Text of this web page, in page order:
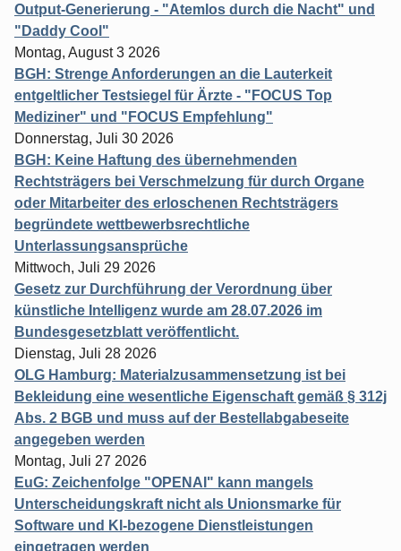
Output-Generierung - "Atemlos durch die Nacht" und
"Daddy Cool"
Montag, August 3 2026
BGH: Strenge Anforderungen an die Lauterkeit
entgeltlicher Testsiegel für Ärzte - "FOCUS Top
Mediziner" und "FOCUS Empfehlung"
Donnerstag, Juli 30 2026
BGH: Keine Haftung des übernehmenden
Rechtsträgers bei Verschmelzung für durch Organe
oder Mitarbeiter des erloschenen Rechtsträgers
begründete wettbewerbsrechtliche
Unterlassungsansprüche
Mittwoch, Juli 29 2026
Gesetz zur Durchführung der Verordnung über
künstliche Intelligenz wurde am 28.07.2026 im
Bundesgesetzblatt veröffentlicht.
Dienstag, Juli 28 2026
OLG Hamburg: Materialzusammensetzung ist bei
Bekleidung eine wesentliche Eigenschaft gemäß § 312j
Abs. 2 BGB und muss auf der Bestellabgabeseite
angegeben werden
Montag, Juli 27 2026
EuG: Zeichenfolge "OPENAI" kann mangels
Unterscheidungskraft nicht als Unionsmarke für
Software und KI-bezogene Dienstleistungen
eingetragen werden